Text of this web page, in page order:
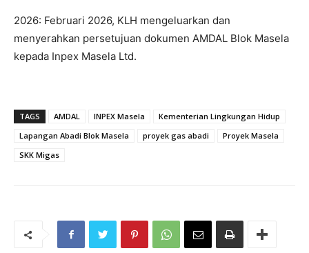
2026: Februari 2026, KLH mengeluarkan dan
menyerahkan persetujuan dokumen AMDAL Blok Masela
kepada Inpex Masela Ltd.
TAGS AMDAL INPEX Masela
Kementerian Lingkungan Hidup
Lapangan Abadi Blok Masela
proyek gas abadi
Proyek Masela
SKK Migas